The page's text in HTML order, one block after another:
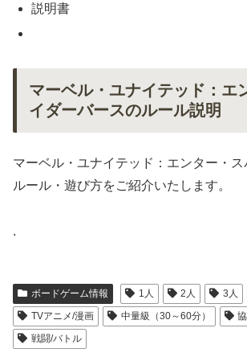
説明書
マーベル・ユナイテッド：エ
イダーバースのルール説明
マーベル・ユナイテッド：エンター・
ルール・遊び方をご紹介いたします。
.
ボードゲーム情報 1人 2人 3人
TVアニメ/漫画
中量級（30～60分）
戦闘/バトル